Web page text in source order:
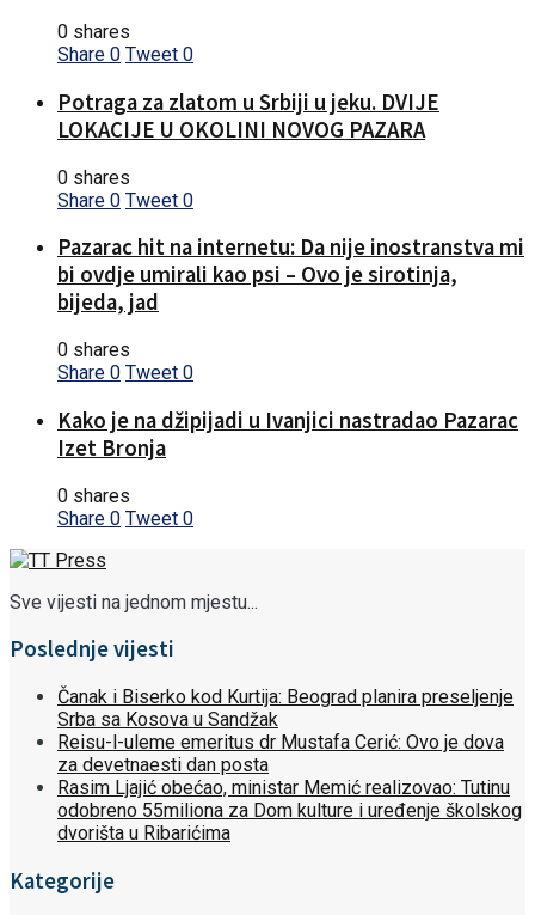
0 shares
Share 0 Tweet 0
Potraga za zlatom u Srbiji u jeku. DVIJE
LOKACIJE U OKOLINI NOVOG PAZARA
0 shares
Share 0 Tweet 0
Pazarac hit na internetu: Da nije inostranstva mi
bi ovdje umirali kao psi – Ovo je sirotinja,
bijeda, jad
0 shares
Share 0 Tweet 0
Kako je na džipijadi u Ivanjici nastradao Pazarac
Izet Bronja
0 shares
Share 0 Tweet 0
Sve vijesti na jednom mjestu...
Poslednje vijesti
Čanak i Biserko kod Kurtija: Beograd planira preseljenje
Srba sa Kosova u Sandžak
Reisu-l-uleme emeritus dr Mustafa Cerić: Ovo je dova
za devetnaesti dan posta
Rasim Ljajić obećao, ministar Memić realizovao: Tutinu
odobreno 55miliona za Dom kulture i uređenje školskog
dvorišta u Ribarićima
Kategorije